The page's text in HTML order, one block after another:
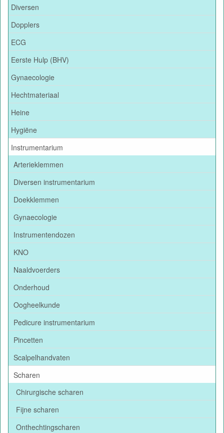
Diversen
Dopplers
ECG
Eerste Hulp (BHV)
Gynaecologie
Hechtmateriaal
Heine
Hygiëne
Instrumentarium
Arterieklemmen
Diversen instrumentarium
Doekklemmen
Gynaecologie
Instrumentendozen
KNO
Naaldvoerders
Onderhoud
Oogheelkunde
Pedicure instrumentarium
Pincetten
Scalpelhandvaten
Scharen
Chirurgische scharen
Fijne scharen
Onthechtingscharen